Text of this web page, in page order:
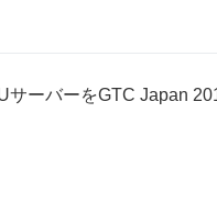
ーバーをGTC Japan